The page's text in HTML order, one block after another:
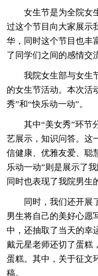
女生节是为全院女
过这个节目向大家展示
华，同时这个节目也丰
了同学们之间的感情交
我院女生部与女生
的女生节活动。本次
秀”和“快乐动一动”。
其中“美女秀”环节
艺展示，知识问答。这
信健康、优雅友爱、聪
乐动一动”则是展示了
同时也表现了我院男生
同时，我们还开展
男生将自己的美好心愿
中，还抽取了当天的
戴元星老师还切了蛋糕
蛋糕。其中，关于征文
稿。